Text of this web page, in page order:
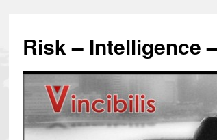
Risk – Intelligence